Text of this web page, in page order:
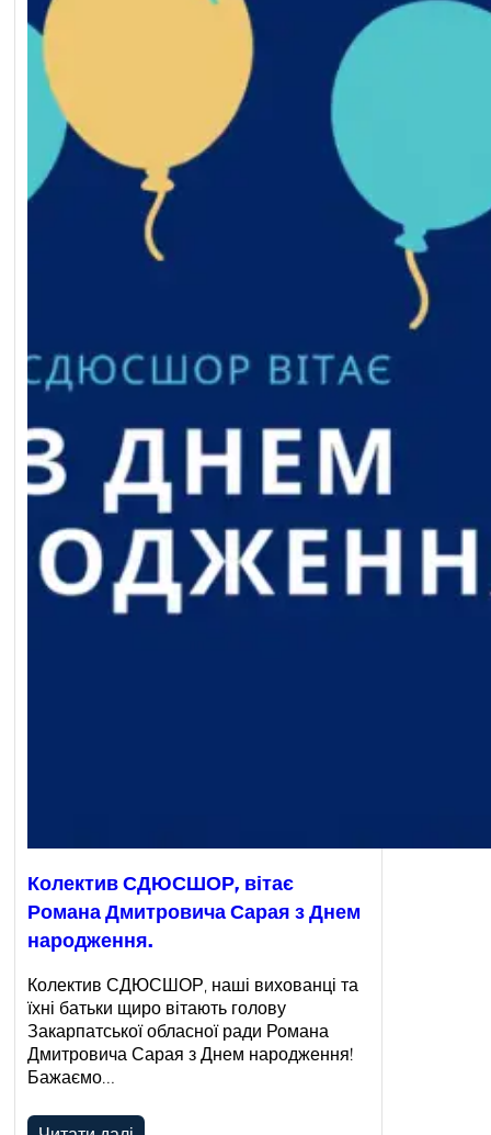
Колектив СДЮСШОР, вітає
Романа Дмитровича Сарая з Днем
народження.
Колектив СДЮСШОР, наші вихованці та
їхні батьки щиро вітають голову
Закарпатської обласної ради Романа
Дмитровича Сарая з Днем народження!
Бажаємо…